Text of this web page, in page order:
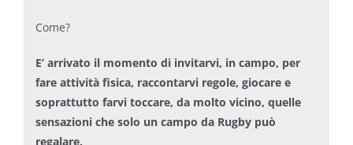
Come?
E’ arrivato il momento di invitarvi, in campo, per
fare attività fisica, raccontarvi regole, giocare e
soprattutto farvi toccare, da molto vicino, quelle
sensazioni che solo un campo da Rugby può
regalare.